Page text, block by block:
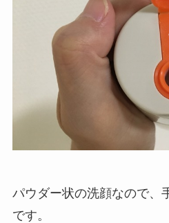
パウダー状の洗顔なので、
です。